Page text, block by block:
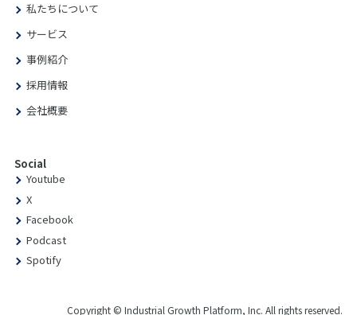
私たちについて
サービス
事例紹介
採用情報
会社概要
Social
Youtube
X
Facebook
Podcast
Spotify
Copyright © Industrial Growth Platform, Inc. All rights reserved.